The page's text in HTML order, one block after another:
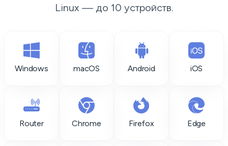
Linux — до 10 устройств.
Windows macOS Android iOS
Router Chrome Firefox Edge